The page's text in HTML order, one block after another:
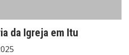
da Igreja em Itu